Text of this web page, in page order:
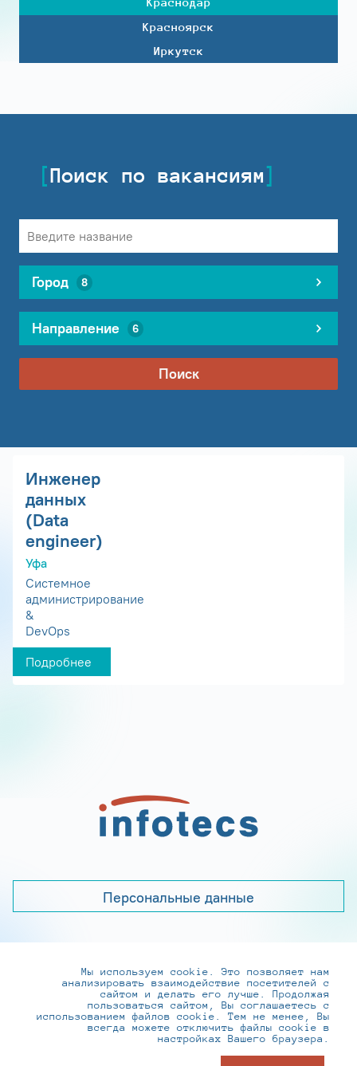
Красноярск
Иркутск
Поиск по вакансиям
Город 8
Направление 6
Поиск
Инженер
данных
(Data
engineer)
Уфа
Системное
администрирование
&
DevOps
Подробнее
Персональные данные
+7 (495) 737-6192, 8-800-250-0-260
practice@infotecs.ru,hr@infotecs.ru
127273, г. Москва, Отрадная ул., 2Б строение 1
Мы используем cookie. Это позволяет нам
анализировать взаимодействие посетителей с
сайтом и делать его лучше. Продолжая
пользоваться сайтом, Вы соглашаетесь с
использованием файлов cookie. Тем не менее, Вы
всегда можете отключить файлы cookie в
настройках Вашего браузера.